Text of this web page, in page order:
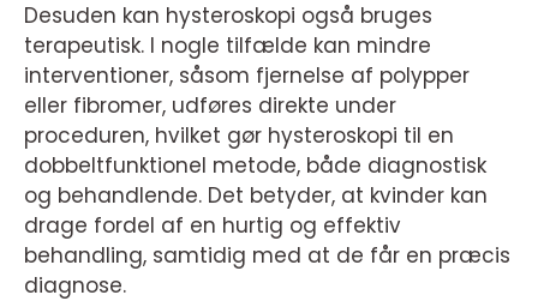
Desuden kan hysteroskopi også bruges
terapeutisk. I nogle tilfælde kan mindre
interventioner, såsom fjernelse af polypper
eller fibromer, udføres direkte under
proceduren, hvilket gør hysteroskopi til en
dobbeltfunktionel metode, både diagnostisk
og behandlende. Det betyder, at kvinder kan
drage fordel af en hurtig og effektiv
behandling, samtidig med at de får en præcis
diagnose.